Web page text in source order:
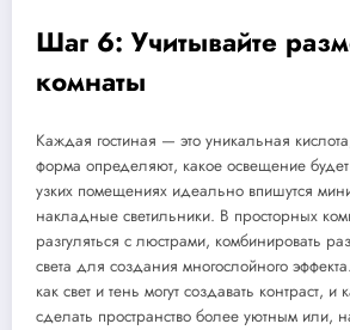
Шаг 6: Учитывайте
комнаты
Каждая гостиная — это уникальная
форма определяют, какое освещение
узких помещениях идеально впишутся
накладные светильники. В просторных
разгуляться с люстрами, комбинировать
света для создания многослойного
как свет и тень могут создавать контраст, и
сделать пространство более уютным или,